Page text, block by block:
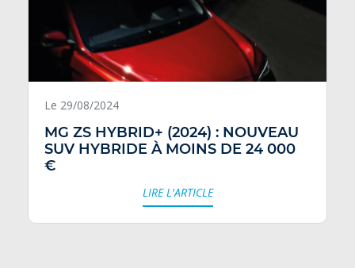
Le 29/08/2024
MG ZS HYBRID+ (2024) : NOUVEAU
SUV HYBRIDE À MOINS DE 24 000
€
LIRE L'ARTICLE